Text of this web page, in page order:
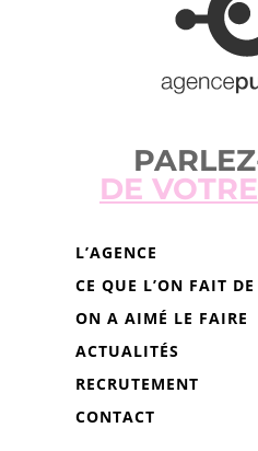
DE
L’AGENCE
CE QUE L’ON FAIT
ON A AIMÉ LE FAIRE
ACTUALITÉS
RECRUTEMENT
CONTACT